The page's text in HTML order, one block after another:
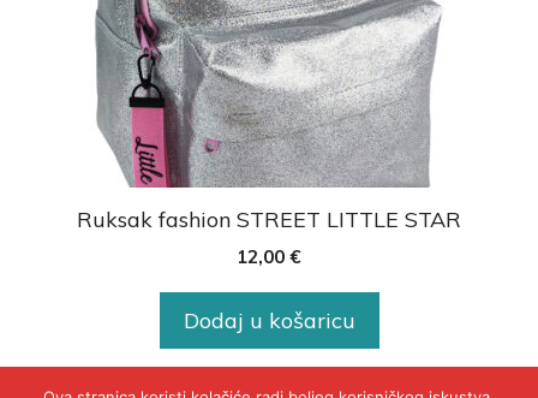
Ruksak fashion STREET LITTLE STAR
12,00 €
Dodaj u košaricu